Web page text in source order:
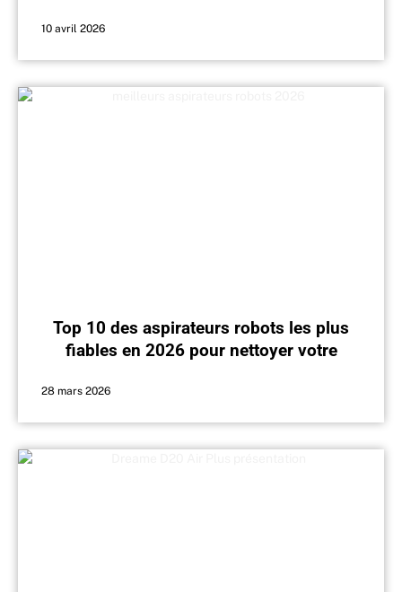
10 avril 2026
Top 10 des aspirateurs robots les plus
fiables en 2026 pour nettoyer votre
28 mars 2026